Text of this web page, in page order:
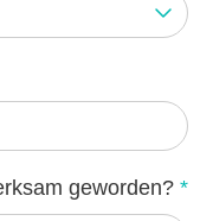
geworden? *